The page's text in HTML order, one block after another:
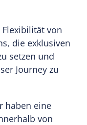
Flexibilität von
die exklusiven
setzen und
Journey zu
haben eine
von